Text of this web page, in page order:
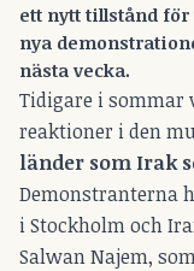
ett nytt tillstånd
nya
nästa vecka.
Tidigare i sommar
reaktioner i den
länder som Irak
Demonstranterna
i Stockholm och
Salwan Najem,